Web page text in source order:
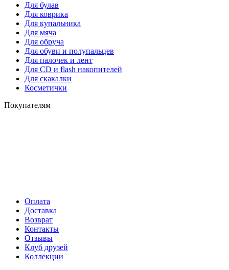
Для булав
Для коврика
Для купальника
Для мяча
Для обруча
Для обуви и полупальцев
Для палочек и лент
Для СD и flash накопителей
Для скакалки
Косметички
Покупателям
Оплата
Доставка
Возврат
Контакты
Отзывы
Клуб друзей
Коллекции